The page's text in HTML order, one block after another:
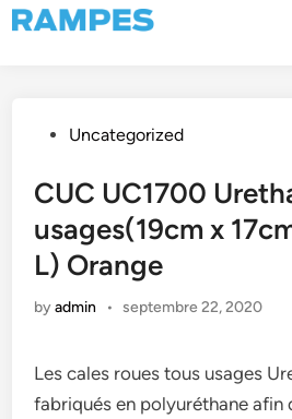
Skip
to
PostedUncategorized
CUC UC1700
usages(19cm x
L) Orange
byadmin • septembre 22, 2020
Les cales roues tous usages
fabriqués en polyuréthane afin